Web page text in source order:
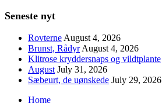
Seneste nyt
Rovterne August 4, 2026
Brunst, Rådyr August 4, 2026
Klitrose kryddersnaps og vildtplante
August July 31, 2026
Sæbeurt, de uønskede July 29, 2026
Home